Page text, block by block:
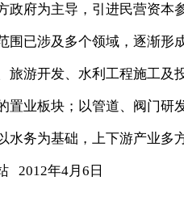
政府为主导，引进民营资
已涉及多个领域，逐渐形
旅游开发、水利工程施工
置业板块；以管道、阀门
水务为基础，上下游产业多
2012年4月6日